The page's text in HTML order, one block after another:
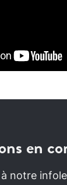
en
notre